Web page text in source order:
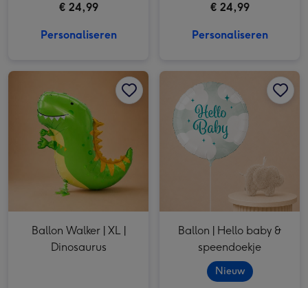
€ 24,99
Personaliseren
€ 24,99
Personaliseren
Ballon Walker | XL | Dinosaurus afbeelding 2
Ballon Walker | XL |
Dinosaurus
Ballon | Hello baby &
speendoekje
Nieuw